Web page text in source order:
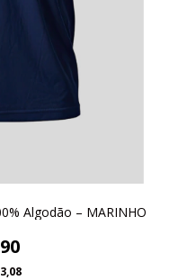
Algodão – MARINHO